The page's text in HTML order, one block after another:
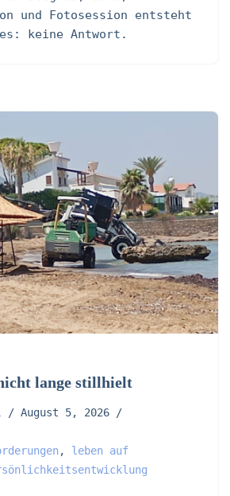
und Fotosession entsteht
keine Antwort.
lange stillhielt
August 5, 2026
, leben auf